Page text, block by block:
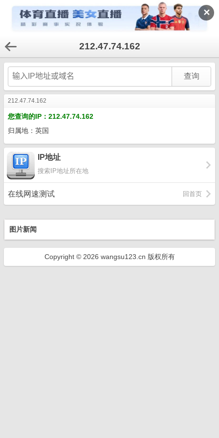
✕
212.47.74.162
212.47.74.162
您查询的IP：212.47.74.162
归属地：英国
IP地址
搜索IP地址所在地
在线网速测试 回首页
图片新闻
Copyright © 2026 wangsu123.cn 版权所有